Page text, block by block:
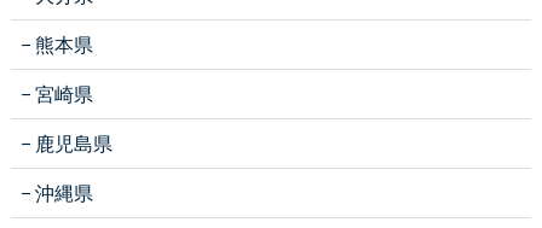
熊本県
宮崎県
鹿児島県
沖縄県